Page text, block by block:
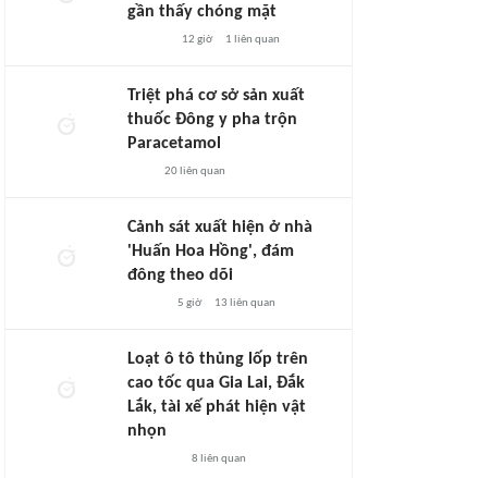
gần thấy chóng mặt
12 giờ 1 liên quan
Triệt phá cơ sở sản xuất
thuốc Đông y pha trộn
Paracetamol
20liên quan
Cảnh sát xuất hiện ở nhà
'Huấn Hoa Hồng', đám
đông theo dõi
5 giờ 13 liên quan
Loạt ô tô thủng lốp trên
cao tốc qua Gia Lai, Đắk
Lắk, tài xế phát hiện vật
nhọn
8 liên quan